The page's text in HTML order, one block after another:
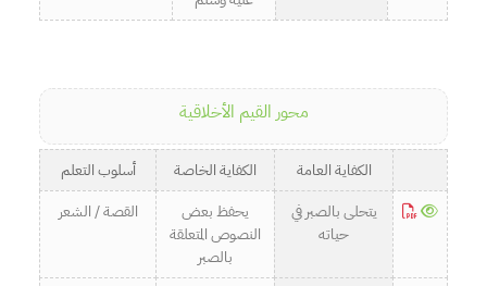
محور القيم الأخلاقية
الكفاية العامة الكفاية الخاصة
أسلوب التعلم
يتحلى بالصبر في
حياته
يحفظ بعض
النصوص المتعلقة
بالصبر
القصة / الشعر